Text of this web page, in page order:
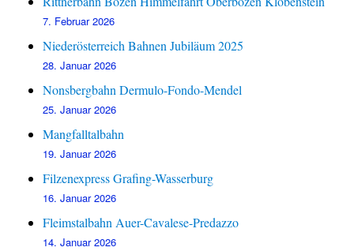
7. Februar 2026
Niederösterreich Bahnen Jubiläum 2025
28. Januar 2026
Nonsbergbahn Dermulo-Fondo-Mendel
25. Januar 2026
Mangfalltalbahn
19. Januar 2026
Filzenexpress Grafing-Wasserburg
16. Januar 2026
Fleimstalbahn Auer-Cavalese-Predazzo
14. Januar 2026